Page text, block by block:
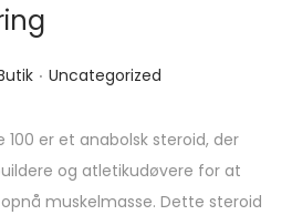
. P
s
t
e
Uncategorized
er et anabolsk steroid, der
og atletikudøvere for at
muskelmasse. Dette steroid